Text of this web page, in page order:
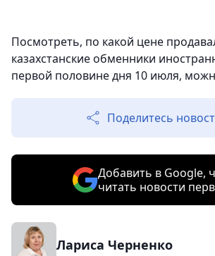
Посмотреть, по какой цене
казахстанские обменники
первой половине дня 10 июля,
Поделитесь
Добавить в Google,
читать новости
Лариса Черненко